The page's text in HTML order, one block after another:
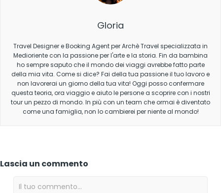
Gloria
Travel Designer e Booking Agent per Archè Travel specializzata in
Medioriente con la passione per l'arte e la storia. Fin da bambina
ho sempre saputo che il mondo dei viaggi avrebbe fatto parte
della mia vita. Come si dice? Fai della tua passione il tuo lavoro e
non lavorerai un giorno della tua vita! Oggi posso confermare
questa teoria, ora viaggio e aiuto le persone a scoprire con i nostri
tour un pezzo di mondo. In più con un team che ormai è diventato
come una famiglia, non lo cambierei per niente al mondo!
Lascia un commento